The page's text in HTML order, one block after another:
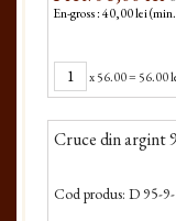
En-gross : 40,00 lei
x56.00= 56.00
Cruce din argint
Cod produs: D 95-